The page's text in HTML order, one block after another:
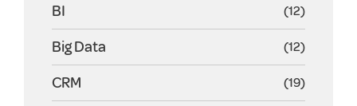
BI (12)
Big Data (12)
CRM (19)